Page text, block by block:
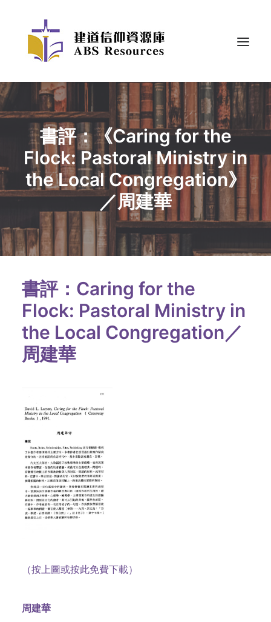
書評：《Caring for the
Flock: Pastoral Ministry in
the Local Congregation》
／周建華
書評：Caring for the
Flock: Pastoral Ministry in
the Local Congregation／
周建華
（按上圖或按此免費下載）
周建華